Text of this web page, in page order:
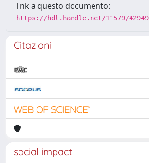
link a questo documento:
https://hdl.handle.net/11579/42949
Citazioni
social impact